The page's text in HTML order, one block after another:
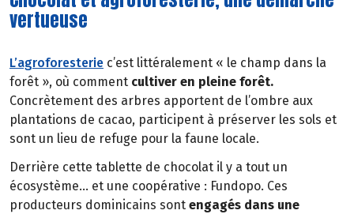
vertueuse
L’agroforesterie c’est littéralement « le champ dans la
forêt », où comment cultiver en pleine forêt.
Concrètement des arbres apportent de l’ombre aux
plantations de cacao, participent à préserver les sols et
sont un lieu de refuge pour la faune locale.
Derrière cette tablette de chocolat il y a tout un
écosystème… et une coopérative : Fundopo. Ces
producteurs dominicains sont engagés dans une